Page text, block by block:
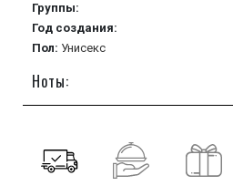
Группы:
Год создания:
Пол: Унисекс
Ноты: